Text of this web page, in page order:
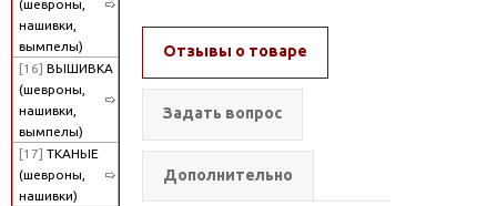
(шевроны,
нашивки,
вымпелы)
[16] ВЫШИВКА
(шевроны,
нашивки,
вымпелы)
[17] ТКАНЫЕ
(шевроны,
нашивки)
Отзывы о товаре
Задать вопрос
Дополнительно